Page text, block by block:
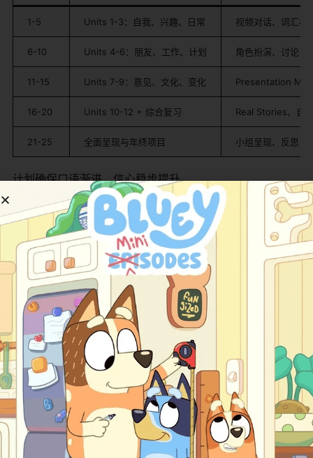
1-5 Units 1-3：自我、兴趣、日常 视频对话、词汇构
6-10 Units 4-6：朋友、工作、计划 角色扮演、讨论
11-15 Units 7-9：意见、文化、变化 Presentation
16-20 Units 10-12 + 综合复习 Real Stories、自
21-25 全面呈现与年终项目 小组呈现、反思
计划确保口语渐进、信心稳步提升。
教学建议
实施 English Firsthand 时，教师应注重互动和自信。首
先，利用 Conversation Video 热身，让学生观察策略后
立即模仿，提升参与感。
其次，最大化产出：每单元鼓励 mini-presentation，从简
单描述到复杂观点；录音自评或同伴反馈强化流利度。融
入个性化：让学生用个人经历替换对话，增强“拥有感”。
差异化关键：基础学生多用支持脚本，先进学生添加即兴
元素。数字资源每周布置：ActiveTeach 游戏或 App 练
习，课堂讨论难点。